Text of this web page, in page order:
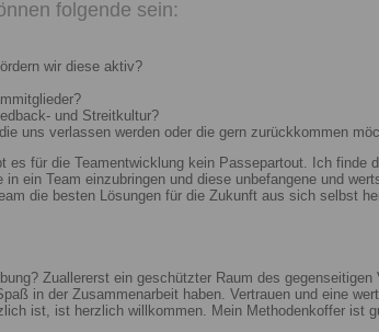
folgende sein:
wir diese aktiv?
und Streitkultur?
uns verlassen werden oder die gern zurückkommen
für die Teamentwicklung kein Passepartout. Ich
ein Team einzubringen und diese unbefangene und
die besten Lösungen für die Zukunft aus sich selbst
Zuallererst ein geschützter Raum des
in der Zusammenarbeit haben. Vertrauen und eine
ist, ist herzlich willkommen. Mein Methodenkoffer ist